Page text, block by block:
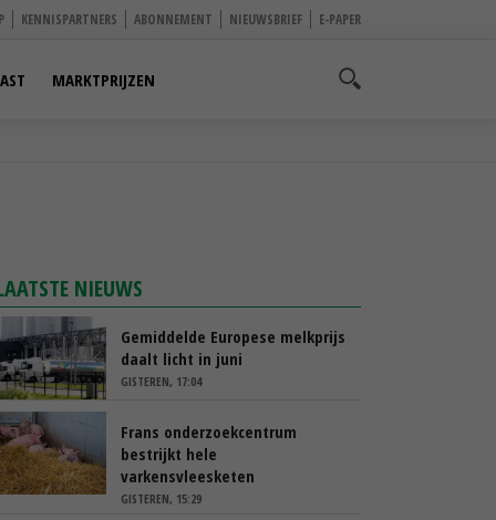
KENNISPARTNERS ABONNEMENT NIEUWSBRIEF E-PAPER
MARKTPRIJZEN
NIEUWS
Gemiddelde Europese melkprijs
daalt licht in juni
GISTEREN, 17:04
Frans onderzoekcentrum
bestrijkt hele
varkensvleesketen
GISTEREN, 15:29